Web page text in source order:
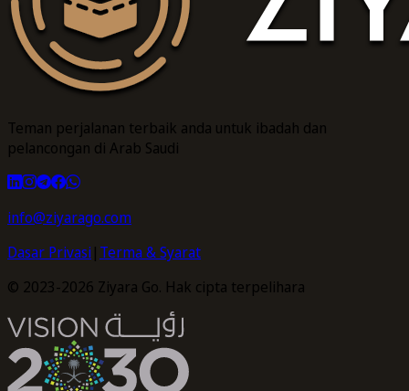
Teman perjalanan terbaik anda untuk ibadah dan
pelancongan di Arab Saudi
info@ziyarago.com
Dasar Privasi| Terma & Syarat
© 2023-2026 Ziyara Go. Hak cipta terpelihara